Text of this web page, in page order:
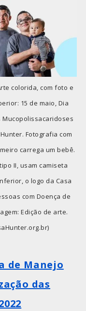
colorida, com foto e
15 de maio, Dia
Fotografia com
carrega um bebê.
II, usam camiseta
o logo da Casa
com Doença de
Edição de arte.
de Manejo
das